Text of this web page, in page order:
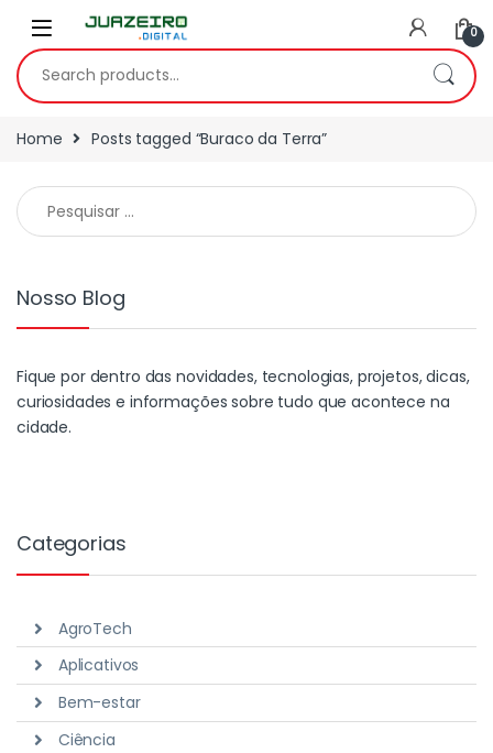
0
Home Posts tagged “Buraco da Terra”
Nosso Blog
Fique por dentro das novidades, tecnologias, projetos, dicas,
curiosidades e informações sobre tudo que acontece na
cidade.
Categorias
AgroTech
Aplicativos
Bem-estar
Ciência